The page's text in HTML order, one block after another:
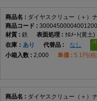
ダイヤスクリュー（＋）
鉄
ｸﾛﾒｰﾄ(黄土)
在庫
あり
なし
2,000
5.1円(
ダイヤスクリュー（＋）